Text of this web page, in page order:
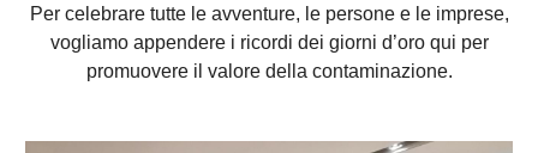
Per celebrare tutte le avventure, le persone e le imprese,
vogliamo appendere i ricordi dei giorni d’oro qui per
promuovere il valore della contaminazione.